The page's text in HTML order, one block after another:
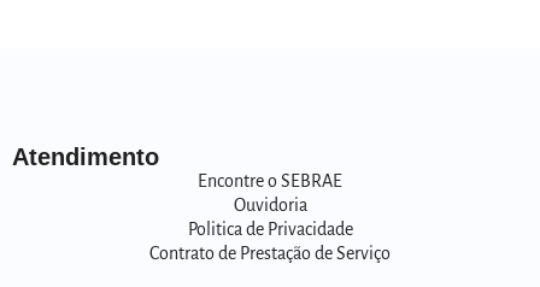
Atendimento
Encontre o SEBRAE
Ouvidoria
Politica de Privacidade
Contrato de Prestação de Serviço